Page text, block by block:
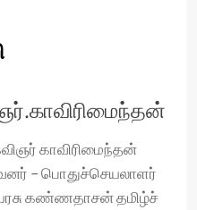
காவிரிமைந்தன்
– பொதுச்செயலாளர்
கண்ணதாசன் தமிழ்ச்